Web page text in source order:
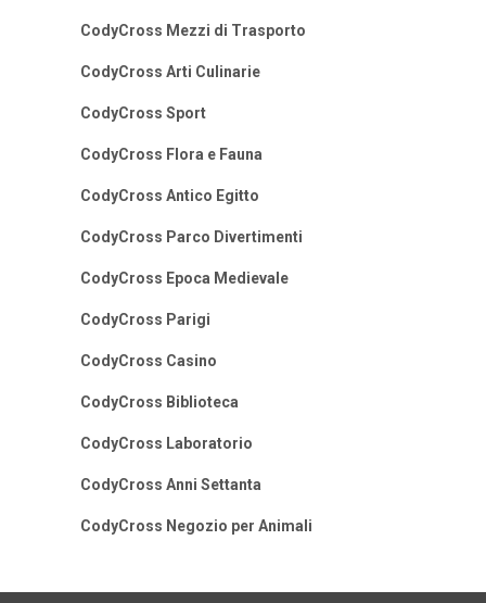
CodyCross Mezzi di Trasporto
CodyCross Arti Culinarie
CodyCross Sport
CodyCross Flora e Fauna
CodyCross Antico Egitto
CodyCross Parco Divertimenti
CodyCross Epoca Medievale
CodyCross Parigi
CodyCross Casino
CodyCross Biblioteca
CodyCross Laboratorio
CodyCross Anni Settanta
CodyCross Negozio per Animali